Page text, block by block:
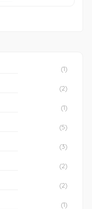
(1)
(2)
(1)
(5)
(3)
(2)
(2)
(1)